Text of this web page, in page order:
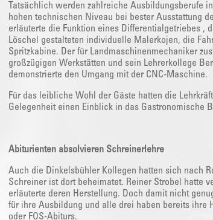
Tatsächlich werden zahlreiche Ausbildungsberufe
hohen technischen Niveau bei bester Ausstattung
erläuterte die Funktion eines Differentialgetriebes ,
Löschel gestalteten individuelle Malerkojen, die
Spritzkabine. Der für Landmaschinenmechaniker
großzügigen Werkstätten und sein Lehrerkollege
demonstrierte den Umgang mit der CNC-Maschine.
Für das leibliche Wohl der Gäste hatten die
Gelegenheit einen Einblick in das Gastronomische
Abiturienten absolvieren Schreinerlehre
Auch die Dinkelsbühler Kollegen hatten sich nach
Schreiner ist dort beheimatet. Reiner Strobel hatte
erläuterte deren Herstellung. Doch damit nicht
für ihre Ausbildung und alle drei haben bereits ihre
oder FOS-Abiturs.